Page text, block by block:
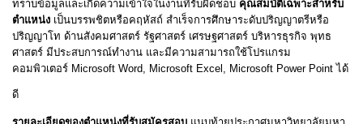
ทราบข้อมูลและเกิดความเข้าใจในงานที่รับผิดชอบ คุณสมบัติเฉพาะสำหรับ
ตำแหน่ง เป็นบรรพชิตหรือคฤหัสถ์ สำเร็จการศึกษาระดับปริญญาตรีหรือ
ปริญญาโท ด้านสังคมศาสตร์ รัฐศาสตร์ เศรษฐศาสตร์ บริหารธุรกิจ พุทธ
ศาสตร์ มีประสบการณ์ทำงาน และมีความสามารถใช้โปรแกรม
คอมพิวเตอร์ Microsoft Word, Microsoft Excel, Microsoft Power Pointได้
ดี